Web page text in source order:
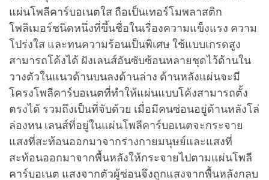
แผ่นโพลีคาร์บอเนตใส ถือเป็นเทอร์โมพลาสติก
โพลิเมอร์ชนิดหนึ่งที่ขึ้นชื่อในเรื่องความแข็งแรง ความ
โปร่งใส และทนความร้อนเป็นพิเศษ ใช้แบบเกรดสูง
สามารถโค้งได้ ฝังเลนส์อันซับซ้อนหลายชุดไว้ด้านใน
วางตัวในแนวด้านบนลงด้านล่าง ด้านหลังแผ่นจะมี
โครงโพลีคาร์บอเนตที่ทำให้แผ่นแบบโค้งสามารถตั้ง
ตรงได้ รวมถึงเป็นที่จับด้วย เมื่อมีคนซ่อนอยู่ด้านหลังโล่
ล่องหน เลนส์ที่อยู่ในแผ่นโพลีคาร์บอเนตจะกระจาย
แสงที่สะท้อนออกมาจากร่างกายมนุษย์และแสงที่
สะท้อนออกมาจากพื้นหลังให้กระจายไปตามแผ่นโพลี
คาร์บอเนต แสงจากตัวผู้ซ่อนจึงถูกแสงจากพื้นหลังกลบ